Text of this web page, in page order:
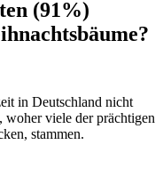
(91%)
in Deutschland nicht
viele der prächtigen
stammen.